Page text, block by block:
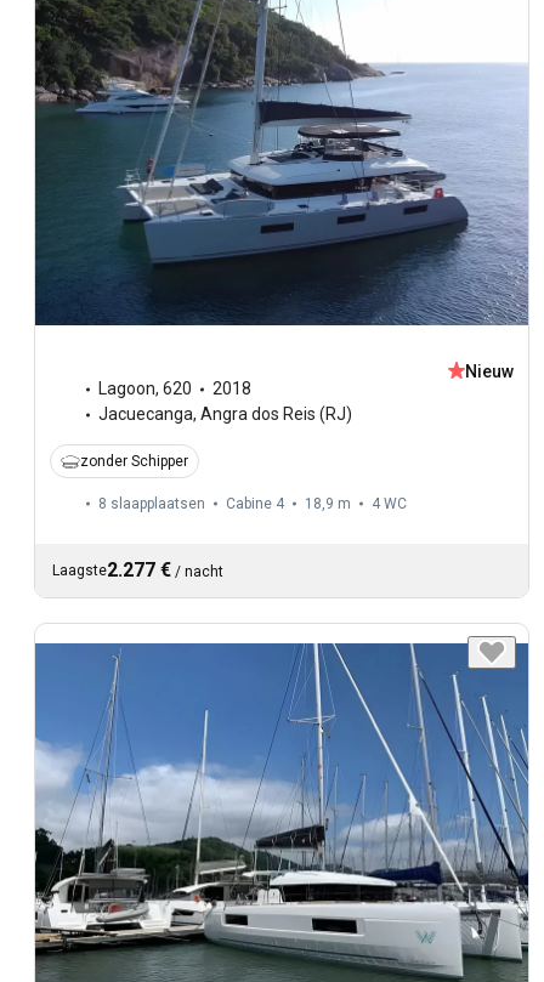
Lagoon, 620
2018
Jacuecanga, Angra dos Reis (RJ)
Nieuw
zonder Schipper
8 slaapplaatsen Cabine 4 18,9 m 4 WC
Laagste2.277 € / nacht